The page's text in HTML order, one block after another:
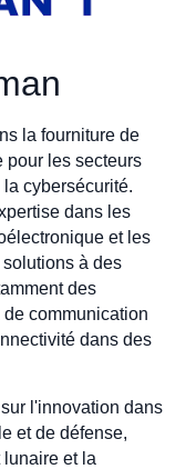
la fourniture de
pour les secteurs
cybersécurité.
dans les
et les
à des
des
communication
dans des
l'innovation dans
et de défense,
lunaire et la